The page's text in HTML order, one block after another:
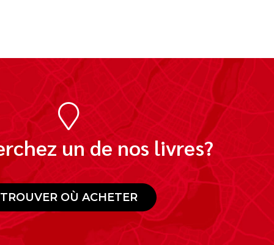
un de nos livres?
TROUVER OÙ ACHETER